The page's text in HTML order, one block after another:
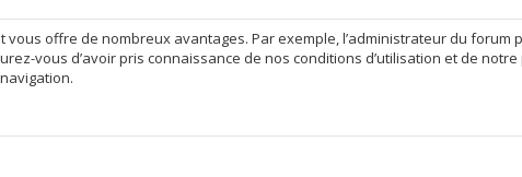
offre de nombreux avantages. Par exemple, l’administrateur du forum
vous d’avoir pris connaissance de nos conditions d’utilisation et de